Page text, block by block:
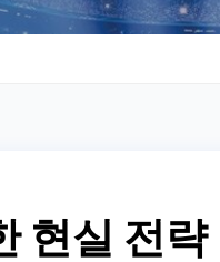
현실 전략